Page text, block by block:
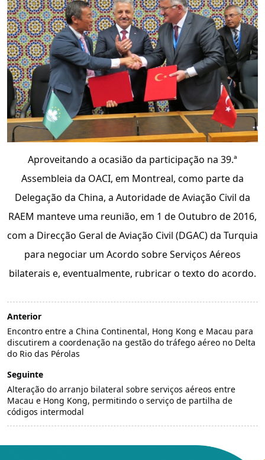
Aproveitando a ocasião da participação na 39.ª
Assembleia da OACI, em Montreal, como parte da
Delegação da China, a Autoridade de Aviação Civil da
RAEM manteve uma reunião, em 1 de Outubro de 2016,
com a Direcção Geral de Aviação Civil (DGAC) da Turquia
para negociar um Acordo sobre Serviços Aéreos
bilaterais e, eventualmente, rubricar o texto do acordo.
Anterior
Encontro entre a China Continental, Hong Kong e Macau para
discutirem a coordenação na gestão do tráfego aéreo no Delta
do Rio das Pérolas
Seguinte
Alteração do arranjo bilateral sobre serviços aéreos entre
Macau e Hong Kong, permitindo o serviço de partilha de
códigos intermodal